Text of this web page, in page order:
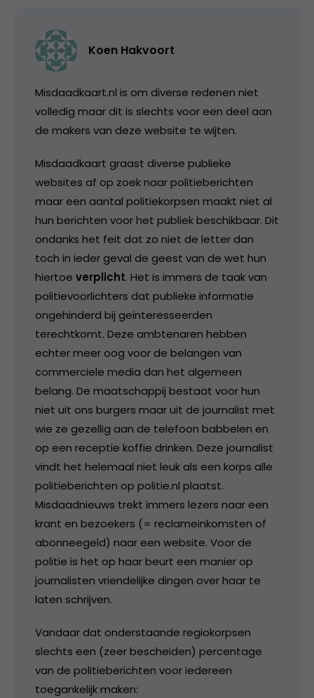
Koen Hakvoort
Misdaadkaart.nl is om diverse redenen niet
volledig maar dit is slechts voor een deel aan
de makers van deze website te wijten.
Misdaadkaart graast diverse publieke
websites af op zoek naar politieberichten
maar een aantal politiekorpsen maakt niet al
hun berichten voor het publiek beschikbaar. Dit
ondanks het feit dat zo niet de letter dan
toch in ieder geval de geest van de wet hun
hiertoe verplicht. Het is immers de taak van
politievoorlichters dat publieke informatie
ongehinderd bij geinteresseerden
terechtkomt. Deze ambtenaren hebben
echter meer oog voor de belangen van
commerciele media dan het algemeen
belang. De maatschappij bestaat voor hun
niet uit ons burgers maar uit de journalist met
wie ze gezellig aan de telefoon babbelen en
op een receptie koffie drinken. Deze journalist
vindt het helemaal niet leuk als een korps alle
politieberichten op politie.nl plaatst.
Misdaadnieuws trekt immers lezers naar een
krant en bezoekers (= reclameinkomsten of
abonneegeld) naar een website. Voor de
politie is het op haar beurt een manier op
journalisten vriendelijke dingen over haar te
laten schrijven.
Vandaar dat onderstaande regiokorpsen
slechts een (zeer bescheiden) percentage
van de politieberichten voor iedereen
toegankelijk maken: